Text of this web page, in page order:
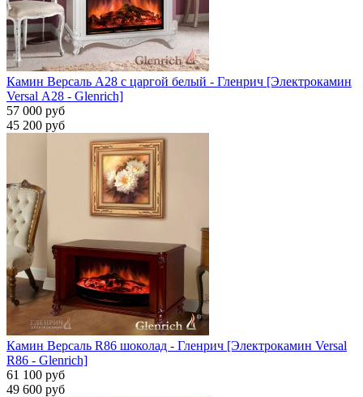
Камин Версаль A28 с царгой белый - Гленрич [Электрокамин
Versal А28 - Glenrich]
57 000 руб
45 200 руб
Камин Версаль R86 шоколад - Гленрич [Электрокамин Versal
R86 - Glenrich]
61 100 руб
49 600 руб